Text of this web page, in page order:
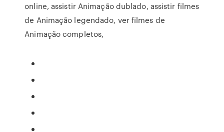
online, assistir Animação dublado, assistir filmes
de Animação legendado, ver filmes de
Animação completos,